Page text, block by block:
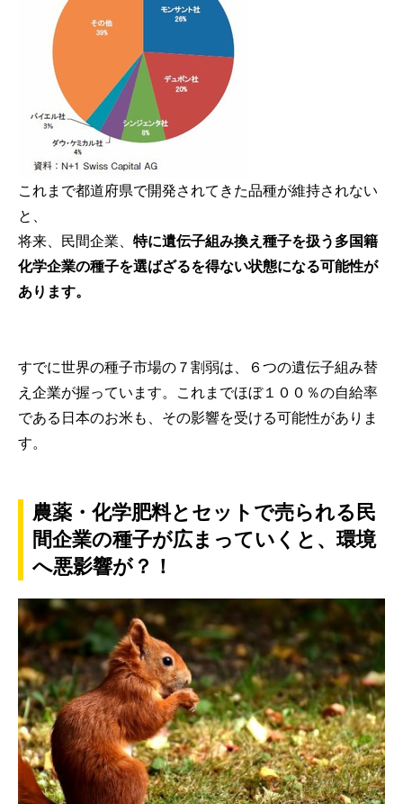
これまで都道府県で開発されてきた品種が維持されない
と、
将来、民間企業、 特に遺伝子組み換え種子を扱う多国籍
化学企業の種子を選ばざるを得ない状態になる可能性が
あります。
すでに世界の種子市場の７割弱は、６つの遺伝子組み替
え企業が握っています。これまでほぼ１００％の自給率
である日本のお米も、その影響を受ける可能性がありま
す。
農薬・化学肥料とセットで売られる民
間企業の種子が広まっていくと、環境
へ悪影響が？！